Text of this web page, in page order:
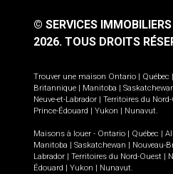
© SERVICES
2026. TOUS DROITS
Trouver une maison Ontario | Québec |
Britannique | Manitoba |
Neuve-et-Labrador | Territoires du
Prince-Édouard | Yukon | Nunavut
Maisons à louer - Ontario | Québec |
Manitoba | Saskatchewan | Nouveau-
Labrador | Territoires du Nord-Ouest |
Édouard | Yukon | Nunavut